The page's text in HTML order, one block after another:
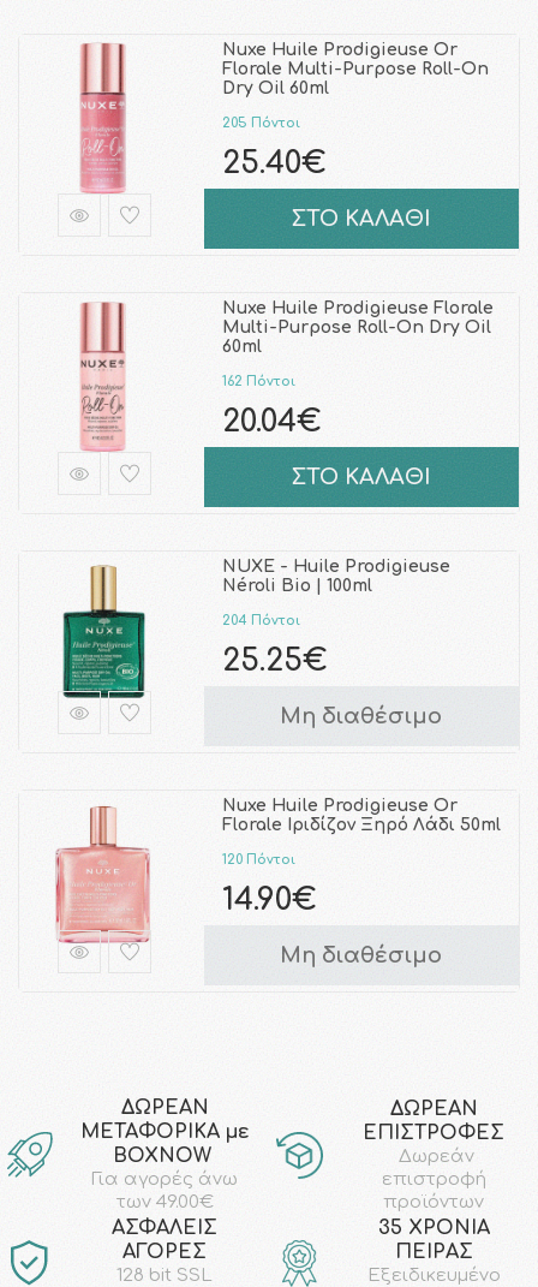
Nuxe Huile Prodigieuse Or
Florale Multi-Purpose Roll-On
Dry Oil 60ml
205 Πόντοι
25.40€
ΣΤΟ ΚΑΛΑΘΙ
Nuxe Huile Prodigieuse Florale
Multi-Purpose Roll-On Dry Oil
60ml
162 Πόντοι
20.04€
ΣΤΟ ΚΑΛΑΘΙ
NUXE - Huile Prodigieuse
Néroli Bio | 100ml
204 Πόντοι
25.25€
Μη διαθέσιμο
Nuxe Huile Prodigieuse Or
Florale Ιριδίζον Ξηρό Λάδι 50ml
120 Πόντοι
14.90€
Μη διαθέσιμο
ΔΩΡΕΑΝ
ΜΕΤΑΦΟΡΙΚΑ με
ΒΟΧΝΟW
Για αγορές άνω
των 49.00€
ΔΩΡΕΑΝ
ΕΠΙΣΤΡΟΦΕΣ
Δωρεάν
επιστροφή
προϊόντων
AΣΦΑΛΕΙΣ
ΑΓΟΡΕΣ
128 bit SSL
35 ΧΡΟΝΙΑ
ΠΕΙΡΑΣ
Εξειδικευμένο